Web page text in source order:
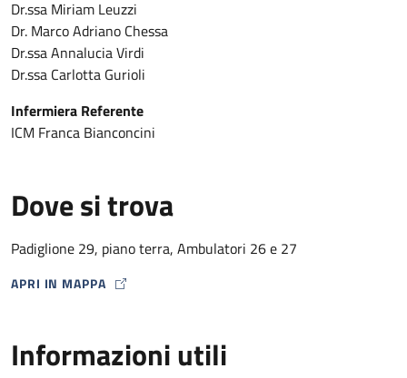
Dr.ssa Miriam Leuzzi
Dr. Marco Adriano Chessa
Dr.ssa Annalucia Virdi
Dr.ssa Carlotta Gurioli
Infermiera Referente
ICM Franca Bianconcini
Dove si trova
Padiglione 29, piano terra, Ambulatori 26 e 27
APRI IN MAPPA
MAP ICON
Informazioni utili